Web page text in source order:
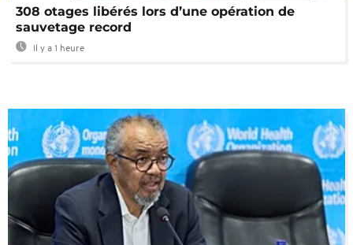
308 otages libérés lors d’une opération de
sauvetage record
Il y a 1 heure